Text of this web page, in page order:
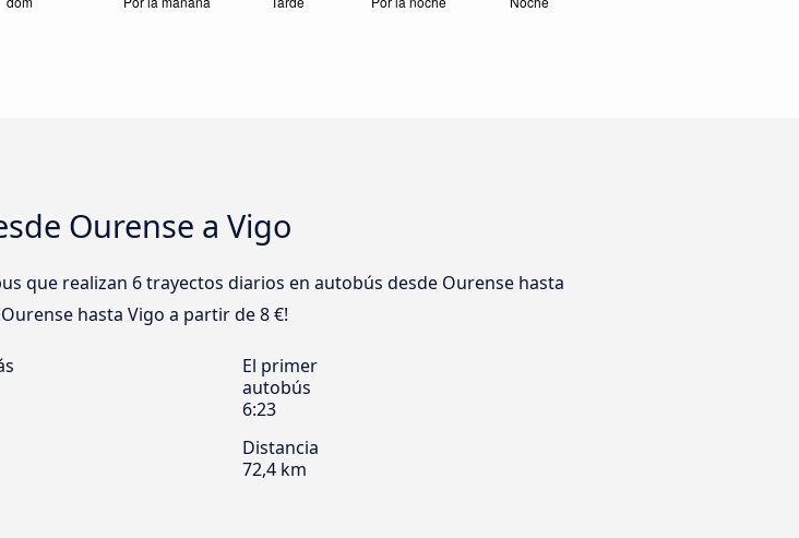
Ourense a Vigo
que realizan 6 trayectos diarios en autobús desde Ourense hasta
hasta Vigo a partir de 8 €!
El primer
autobús
6:23
Distancia
72,4 km